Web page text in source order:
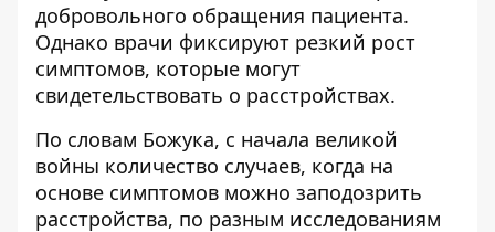
добровольного обращения пациента.
Однако врачи фиксируют резкий рост
симптомов, которые могут
свидетельствовать о расстройствах.
По словам Божука, с начала великой
войны количество случаев, когда на
основе симптомов можно заподозрить
расстройства, по разным исследованиям